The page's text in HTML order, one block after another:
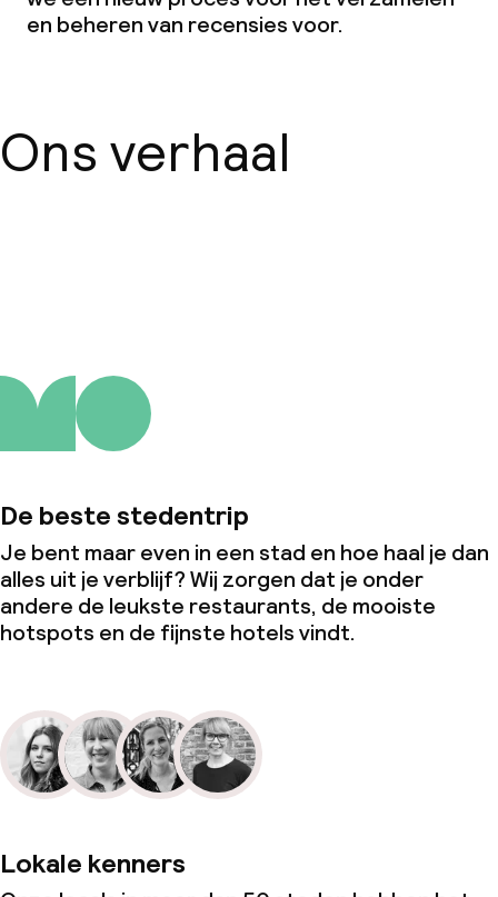
Conferentieruimte
Beleid
en beheren van recensies voor.
Ons verhaal
De beste stedentrip
Je bent maar even in een stad en hoe haal je dan
alles uit je verblijf? Wij zorgen dat je onder
andere de leukste restaurants, de mooiste
hotspots en de fijnste hotels vindt.
Lokale kenners